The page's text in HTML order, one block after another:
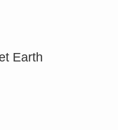
Earth